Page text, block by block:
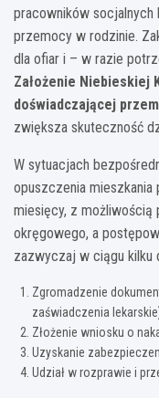
pracowników socjalnych
przemocy w rodzinie.
dla ofiar i – w razie
Założenie Niebieskiej
doświadczającej
zwiększa skuteczność
W sytuacjach
opuszczenia
miesięcy, z możliwością
okręgowego, a
zazwyczaj w ciągu kilku
Zgromadzenie
zaświadczenia
Złożenie wniosku o
Uzyskanie
Udział w rozprawie i